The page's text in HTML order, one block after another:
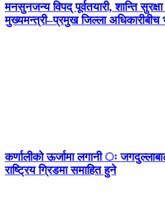
मनसुनजन्य विपद् पूर्वतयारी, शान्ति सुरक्षा
मुख्यमन्त्री–प्रमुख जिल्ला
कर्णालीको ऊर्जामा लगानी ः
राष्ट्रिय ग्रिडमा समाहित हुने